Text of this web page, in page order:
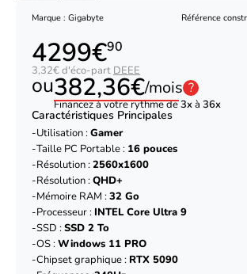
Marque : Gigabyte Référence
4299€90
3,32€ d'éco-part DEEE
ou382,36€/mois ?
Financez à votre rythme de3xà 36x
Caractéristiques Principales
Utilisation :Gamer
Taille PC Portable : 16 pouces
Résolution :2560x1600
Résolution :QHD+
Mémoire RAM :32 Go
Processeur : INTEL Core Ultra 9
SSD :SSD 2 To
OS :Windows 11 PRO
Chipset graphique : RTX 5090